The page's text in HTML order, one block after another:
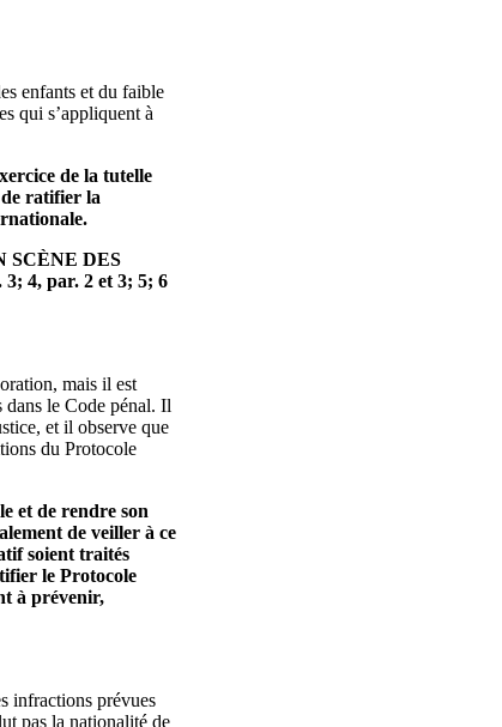
enfants et du faible
qui s’appliquent à
de la tutelle
ratifier la
SCÈNE DES
4, par. 2 et 3; 5; 6
mais il est
dans le Code pénal. Il
et il observe que
du Protocole
et de rendre son
de veiller à ce
soient traités
le Protocole
à prévenir,
infractions prévues
pas la nationalité de